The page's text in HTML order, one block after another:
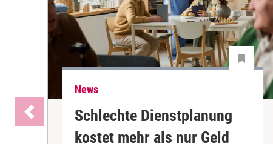
News
Schlechte Dienstplanung
kostet mehr als nur Geld